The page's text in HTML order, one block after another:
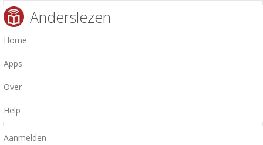
Anderslezen
Home
Apps
Over
Help
Aanmelden